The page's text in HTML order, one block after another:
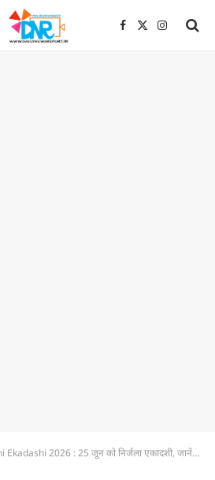
Facebook
X
2026 : 25 जून को निर्जला एकादशी, जानें व्रत के नियम, पूजा विधि और भगवान विष्णु जी की कृपा पाने का उपाय